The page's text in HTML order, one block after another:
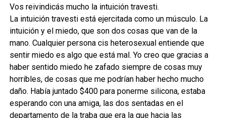
Vos reivindicás mucho la intuición travesti.
La intuición travesti está ejercitada como un músculo. La
intuición y el miedo, que son dos cosas que van de la
mano. Cualquier persona cis heterosexual entiende que
sentir miedo es algo que está mal. Yo creo que gracias a
haber sentido miedo he zafado siempre de cosas muy
horribles, de cosas que me podrían haber hecho mucho
daño. Había juntado $400 para ponerme silicona, estaba
esperando con una amiga, las dos sentadas en el
departamento de la traba que era la que hacia las